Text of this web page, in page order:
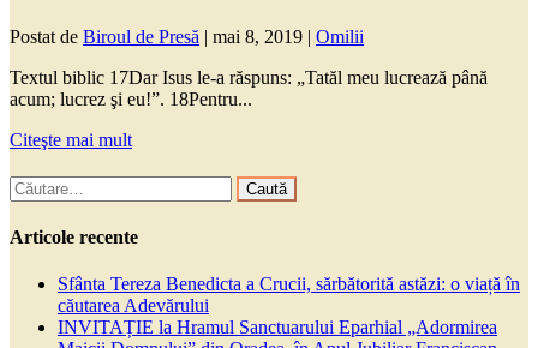
Postat de Biroul de Presă | mai 8, 2019 | Omilii
Textul biblic 17Dar Isus le-a răspuns: „Tatăl meu lucrează până
acum; lucrez şi eu!”. 18Pentru...
Citeşte mai mult
Caută
după:
Articole recente
Sfânta Tereza Benedicta a Crucii, sărbătorită astăzi: o viață în
căutarea Adevărului
INVITAȚIE la Hramul Sanctuarului Eparhial „Adormirea